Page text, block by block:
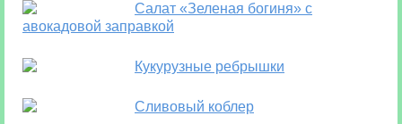
Салат «Зеленая богиня» с
авокадовой заправкой
Кукурузные ребрышки
Сливовый коблер